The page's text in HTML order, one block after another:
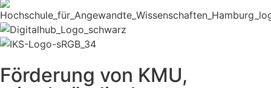
Förderung von KMU,